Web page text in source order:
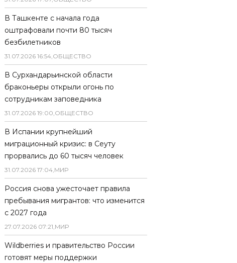
В Ташкенте с начала года
оштрафовали почти 80 тысяч
безбилетников
31.07.2026 16:54,ОБЩЕСТВО
В Сурхандарьинской области
браконьеры открыли огонь по
сотрудникам заповедника
31.07.2026 19:00,ОБЩЕСТВО
В Испании крупнейший
миграционный кризис: в Сеуту
прорвались до 60 тысяч человек
31.07.2026 17:04,МИР
Россия снова ужесточает правила
пребывания мигрантов: что изменится
с 2027 года
27.07.2026 07:21,МИР
Wildberries и правительство России
готовят меры поддержки